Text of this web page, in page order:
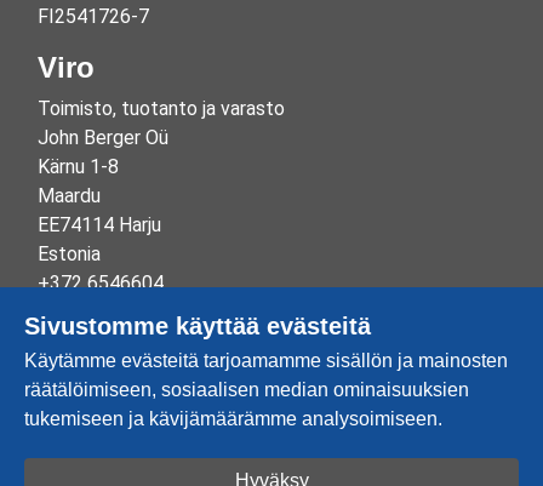
FI2541726-7
Viro
Toimisto, tuotanto ja varasto
John Berger Oü
Kärnu 1-8
Maardu
EE74114 Harju
Estonia
+372 6546604
info@johnberger.ee
Reg.nr 10265834
EE100332513
Sivustomme käyttää evästeitä
Käytämme evästeitä tarjoamamme sisällön ja mainosten
räätälöimiseen, sosiaalisen median ominaisuuksien
tukemiseen ja kävijämäärämme analysoimiseen.
Hyväksy